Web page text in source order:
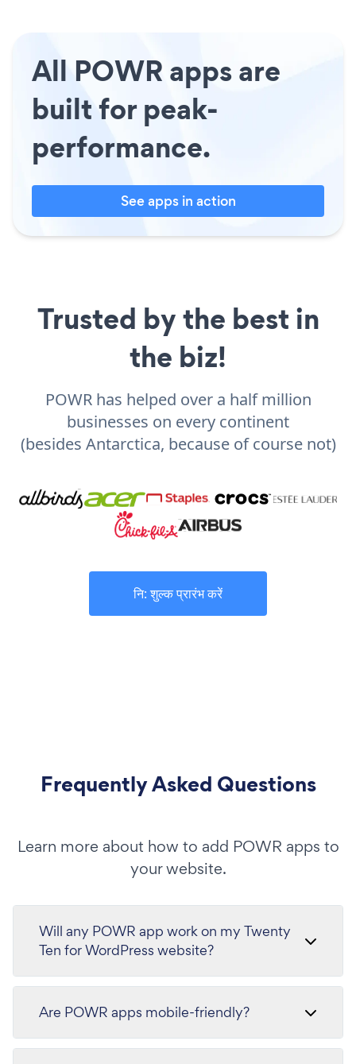
All POWR apps are
built for peak-
performance.
See apps in action
Trusted by the best in
the biz!
POWR has helped over a half million
businesses on every continent
(besides Antarctica, because of course not)
नि: शुल्क प्रारंभ करें
Frequently Asked Questions
Learn more about how to add POWR apps to
your website.
Will any POWR app work on my Twenty
Ten for WordPress website?
Are POWR apps mobile-friendly?